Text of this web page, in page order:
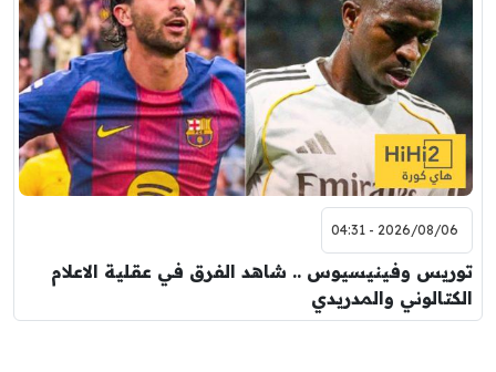
2026/08/06 - 04:31
توريس وفينيسيوس .. شاهد الفرق في عقلية الاعلام
الكتالوني والمدريدي